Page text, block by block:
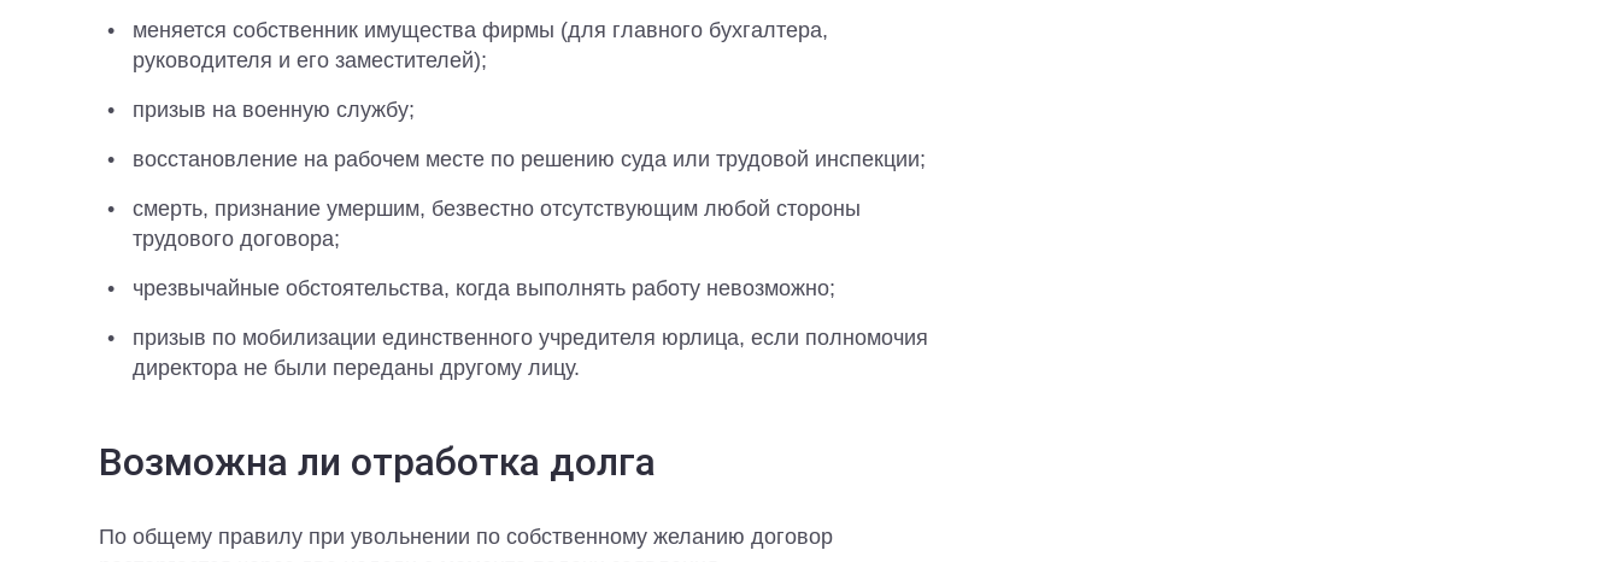
меняется собственник имущества фирмы (для главного бухгалтера,
руководителя и его заместителей);
призыв на военную службу;
восстановление на рабочем месте по решению суда или трудовой инспекции;
смерть, признание умершим, безвестно отсутствующим любой стороны
трудового договора;
чрезвычайные обстоятельства, когда выполнять работу невозможно;
призыв по мобилизации единственного учредителя юрлица, если полномочия
директора не были переданы другому лицу.
Возможна ли отработка долга
По общему правилу при увольнении по собственному желанию договор